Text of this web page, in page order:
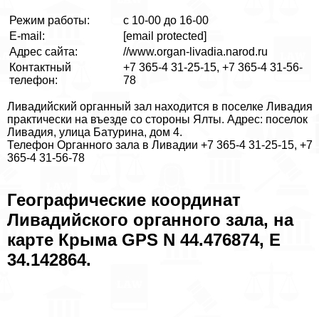
Режим работы:
с 10-00 до 16-00
E-mail:
[email protected]
Адрес сайта:
//www.organ-livadia.narod.ru
Контактный
телефон:
+7 365-4 31-25-15, +7 365-4 31-56-
78
​Ливадийский органный зал находится в поселке Ливадия
пpaктически на въезде со стороны Ялты. Адрес: поселок
Ливадия, улица Батурина, дом 4.
Телефон Органного зала в Ливадии +7 365-4 31-25-15, +7
365-4 31-56-78
Географические координат
Ливадийского органного зала, на
карте Крыма GPS N 44.476874, E
34.142864.